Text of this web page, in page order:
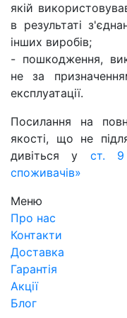
якій
в результаті
інших виробів;
- пошкодження,
не за
експлуатації.
Посилання на
якості, що не
дивіться у ст. 9
споживачів»
Меню
Про нас
Контакти
Доставка
Гарантія
Акції
Блог